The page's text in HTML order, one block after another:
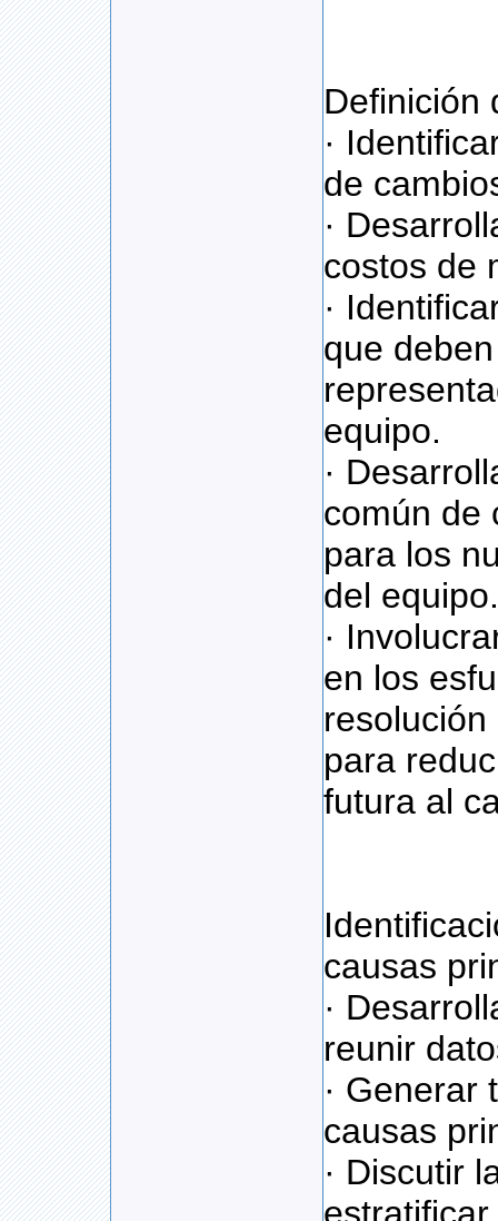
Definición
·
de
·
costos de
·
que
equipo.
·
común de
para los
del equipo.
·
en los
para
futura al
causas
·
reunir
· Generar
causas
· Discutir